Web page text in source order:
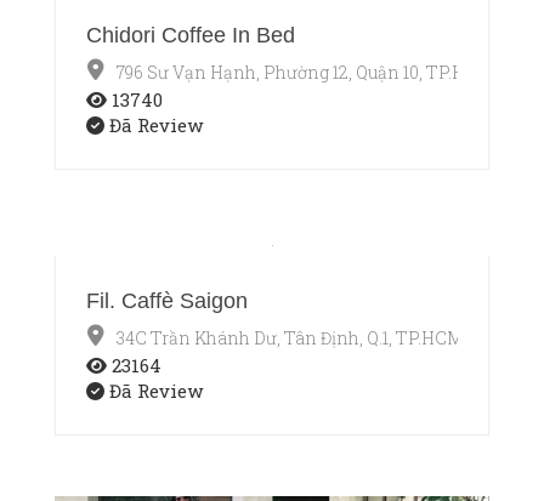
Chidori Coffee In Bed
796 Sư Vạn Hạnh, Phường 12, Quận 10, TP.HCM
13740
Đã Review
Fil. Caffè Saigon
34C Trần Khánh Dư, Tân Định, Q.1, TP.HCM
23164
Đã Review